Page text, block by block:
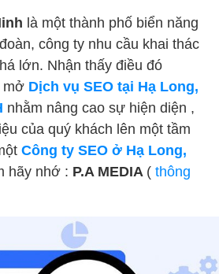
là một thành phố biển năng
công ty nhu cầu khai thác
lớn. Nhận thấy điều đó
mở Dịch vụ SEO tại Hạ Long,
nhằm nâng cao sự hiện diện ,
của quý khách lên một tầm
Công ty SEO ở Hạ Long,
hãy nhớ : P.A MEDIA ( thông